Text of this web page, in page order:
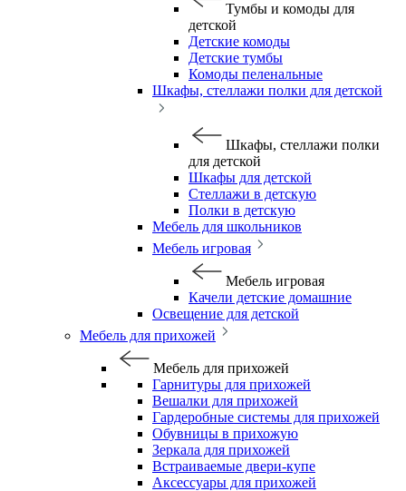
Тумбы и комоды для
детской
Детские комоды
Детские тумбы
Комоды пеленальные
Шкафы, стеллажи полки для детской
Шкафы, стеллажи полки
для детской
Шкафы для детской
Стеллажи в детскую
Полки в детскую
Мебель для школьников
Мебель игровая
Мебель игровая
Качели детские домашние
Освещение для детской
Мебель для прихожей
Мебель для прихожей
Гарнитуры для прихожей
Вешалки для прихожей
Гардеробные системы для прихожей
Обувницы в прихожую
Зеркала для прихожей
Встраиваемые двери-купе
Аксессуары для прихожей